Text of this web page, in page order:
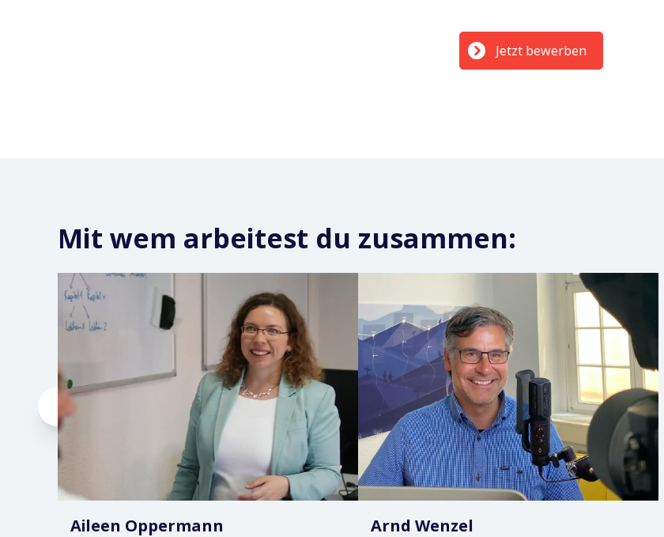
Jetzt bewerben
Mit wem arbeitest du zusammen:
Aileen Oppermann Arnd Wenzel